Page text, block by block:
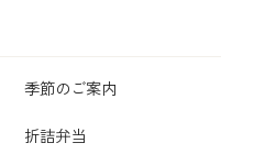
季節のご案内
折詰弁当